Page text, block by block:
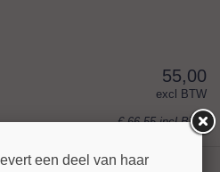
55,00
excl BTW
€ 66,55 incl BTW
een deel van haar